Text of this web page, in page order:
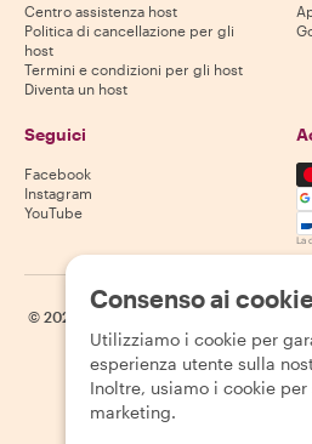
Centro assistenza host
Politica di cancellazione per gli
host
Termini e condizioni per gli host
Diventa un host
Seguici
Facebook
Instagram
YouTube
La
© 2026
sito
Consenso ai cookie
Utilizziamo i cookie per
esperienza utente sulla
Inoltre, usiamo i cookie
marketing.